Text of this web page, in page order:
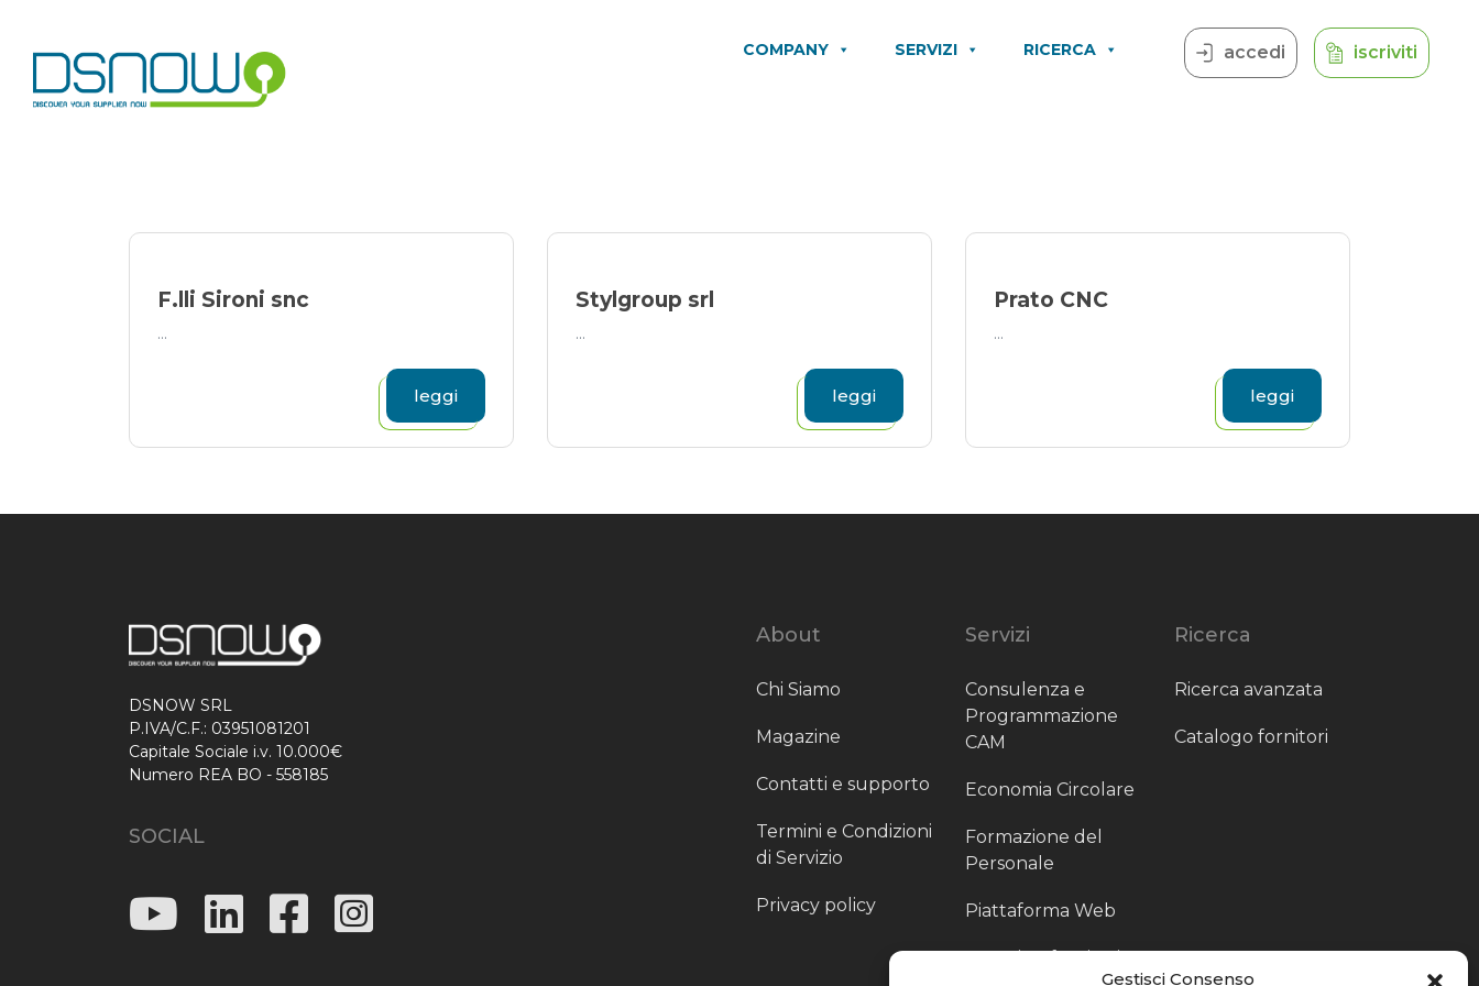
Gestisci Consenso
content
COMPANY SERVIZI RICERCA accedi iscriviti
F.lli Sironi snc
...
leggi
Stylgroup srl
...
leggi
Prato CNC
...
leggi
DSNOW SRL
P.IVA/C.F.: 03951081201
Capitale Sociale i.v. 10.000€
Numero REA BO - 558185
SOCIAL
About
Chi Siamo
Magazine
Contatti e supporto
Termini e Condizioni
di Servizio
Privacy policy
Servizi
Consulenza e
Programmazione
CAM
Economia Circolare
Formazione del
Personale
Piattaforma Web
Scouting fornitori
Ricerca
Ricerca avanzata
Catalogo fornitori